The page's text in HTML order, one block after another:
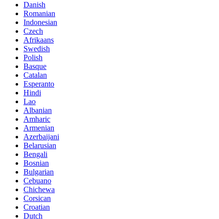
Danish
Romanian
Indonesian
Czech
Afrikaans
Swedish
Polish
Basque
Catalan
Esperanto
Hindi
Lao
Albanian
Amharic
Armenian
Azerbaijani
Belarusian
Bengali
Bosnian
Bulgarian
Cebuano
Chichewa
Corsican
Croatian
Dutch